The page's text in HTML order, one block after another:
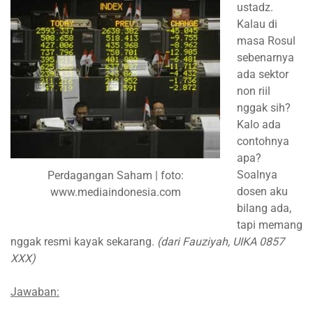
Perdagangan Saham | foto:
www.mediaindonesia.com
ustadz.
Kalau di
masa Rosul
sebenarnya
ada sektor
non riil
nggak sih?
Kalo ada
contohnya
apa?
Soalnya
dosen aku
bilang ada,
tapi memang
nggak resmi kayak sekarang. (dari Fauziyah, UIKA 0857
XXX)
Jawaban: